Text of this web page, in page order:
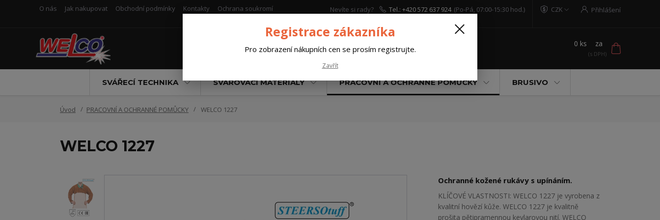
O nás Jak nakupovat Obchodní podmínky Kontakty Ochrana soukromí CZK Přihlášení
Nevíte si rady?
Tel.: +420 572 637 924 (Po-Pá, 07:00-15:30 hod.)
0 ks za
SVÁŘECÍ TECHNIKA SVAŘOVACÍ MATERIÁLY PRACOVNÍ A OCHRANNÉ POMŮCKY BRUSIVO
Úvod PRACOVNÍ A OCHRANNÉ POMŮCKY WELCO 1227
WELCO 1227
Ochranné kožené rukávy s upínáním.
KLÍČOVÉ VLASTNOSTI: WELCO 1227 je vyrobena z
kvalitní hovězí kůže. WELCO 1227 je kvalitně
prošita pětipramennou kevlarovou nití. WELCO
Registrace zákazníka
Pro zobrazení nákupních cen se prosím registrujte.
Zavřít